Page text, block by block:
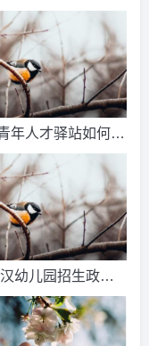
年人才驿站如何申
更新/推荐
幼儿园招生政策
+招生条件)2024